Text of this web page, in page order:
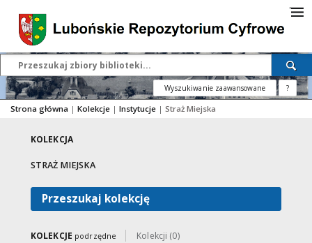
Wyszukiwanie zaawansowane ?
Strona główna | Kolekcje | Instytucje | Straż Miejska
KOLEKCJA
STRAŻ MIEJSKA
Przeszukaj kolekcję
KOLEKCJE podrzędne Kolekcji (0)